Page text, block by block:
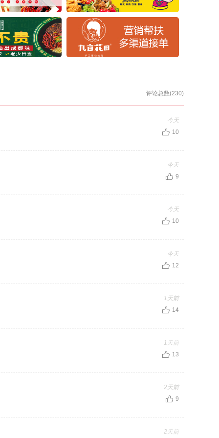
评论总数(230)
今天
10
今天
9
今天
10
今天
12
1天前
14
1天前
13
2天前
9
2天前